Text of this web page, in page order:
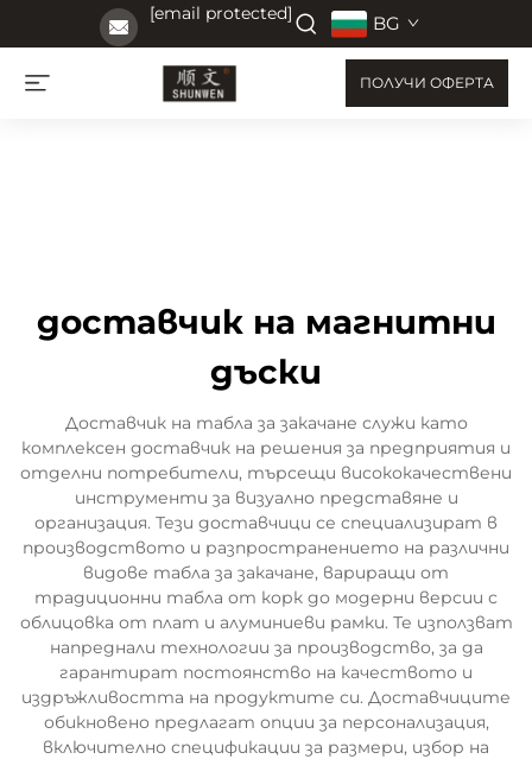
[email protected] BG
ПОЛУЧИ ОФЕРТА
доставчик на магнитни
дъски
Доставчик на табла за закачане служи като
комплексен доставчик на решения за предприятия и
отделни потребители, търсещи висококачествени
инструменти за визуално представяне и
организация. Тези доставчици се специализират в
производството и разпространението на различни
видове табла за закачане, вариращи от
традиционни табла от корк до модерни версии с
облицовка от плат и алуминиеви рамки. Те използват
напреднали технологии за производство, за да
гарантират постоянство на качеството и
издръжливостта на продуктите си. Доставчиците
обикновено предлагат опции за персонализация,
включително спецификации за размери, избор на